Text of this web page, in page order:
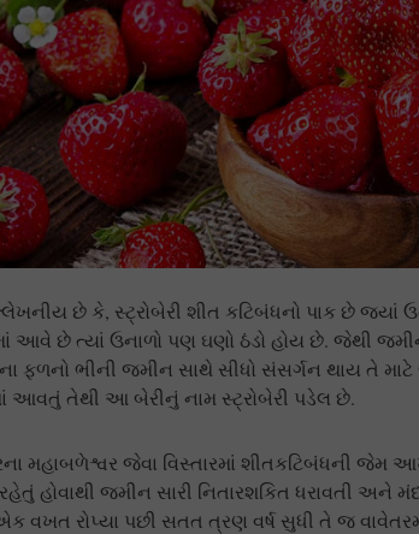
છે કે, સ્ટ્રોબેરી શીત કટિબંધનો પાક છે જ્યાં
આવે છે ત્યાં ઉનાળો પણ ઘણો ઠંડો હોય છે. જેથી
ફળનો ભીની જમીન સાથે સીધો સંસર્ગન થાય તે માટે
આવતું તેથી આ બેરીનું નામ સ્ટ્રોબેરી પડેલ છે.
મહાબળેશ્વર જેવા વિસ્તારમાં શીતકટિબંધની જેમ
હોવાથી જમીન સારી નિતારશકિત ધરાવતી અને
વખત રોપ્યા પછી સતત ત્રણ વર્ષ સુધી તે જ